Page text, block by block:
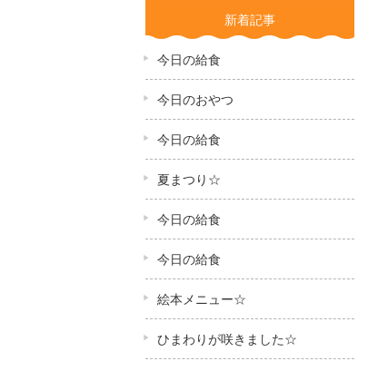
新着記事
今日の給食
今日のおやつ
今日の給食
夏まつり☆
今日の給食
今日の給食
絵本メニュー☆
ひまわりが咲きました☆